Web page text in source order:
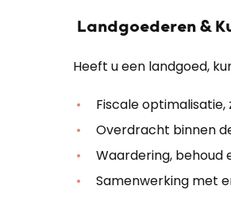
Landgoederen &
Heeft u een landgoed,
Fiscale
Overdracht binnen
Waardering, behoud
Samenwerking met